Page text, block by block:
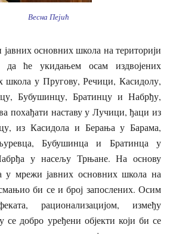
Весна Пејић
основних школа на територији
да ће укидањем осам издвојених
школа у Пругову, Речици, Касидолу,
Бубушинцу, Братинцу и Набрђу,
похађати наставу у Лучици, ђаци из
из Касидола и Берања у Барама,
Бубушинца и Братинца у
у насељу Трњане. На основу
мрежи јавних основних школа на
би се и број запослених. Осим
рационализацијом, између
се добро уређени објекти који би се